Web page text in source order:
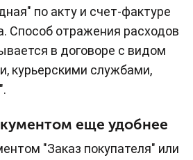
по акту и счет-фактуре
Способ отражения расходов
в договоре с видом
курьерскими службами,
еще удобнее
"Заказ покупателя" или